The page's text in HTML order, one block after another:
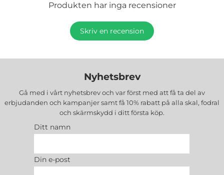
Produkten har inga recensioner
Skriv en recension
Nyhetsbrev
Gå med i vårt nyhetsbrev och var först med att få ta del av
erbjudanden och kampanjer samt få 10% rabatt på alla skal, fodral
och skärmskydd i ditt första köp.
Ditt namn
Din e-post